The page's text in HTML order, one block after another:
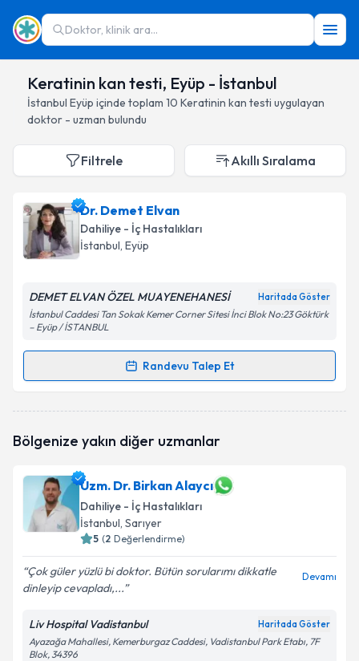
Doktor, klinik ara...
Keratinin kan testi, Eyüp - İstanbul
İstanbul Eyüp içinde toplam 10 Keratinin kan testi uygulayan
doktor - uzman bulundu
Filtrele Akıllı Sıralama
Dr. Demet Elvan
Dahiliye - İç Hastalıkları
İstanbul, Eyüp
DEMET ELVAN ÖZEL MUAYENEHANESİ Haritada Göster
İstanbul Caddesi Tan Sokak Kemer Corner Sitesi İnci Blok No:23 Göktürk
– Eyüp / İSTANBUL
Randevu Talep Et
Randevu Takvimi Talebi
oluşturun. Size bu uzmandan randevu almanız için bir
E-posta Adresiniz
Kişisel verilerimin işlenmesine ilişkinAydınlatma
Metni'ni okudum ve kişisel verilerimin belirtilen
Takvim Talebini Gönder
Bölgenize yakın diğer uzmanlar
Uzm. Dr. Birkan Alaycı
Dahiliye - İç Hastalıkları
İstanbul, Sarıyer
5 (2 Değerlendirme)
Çok güler yüzlü bi doktor. Bütün sorularımı dikkatle
dinleyip cevapladı,...
Devamı
Liv Hospital Vadistanbul Haritada Göster
Ayazağa Mahallesi, Kemerburgaz Caddesi, Vadistanbul Park Etabı, 7F
Blok, 34396